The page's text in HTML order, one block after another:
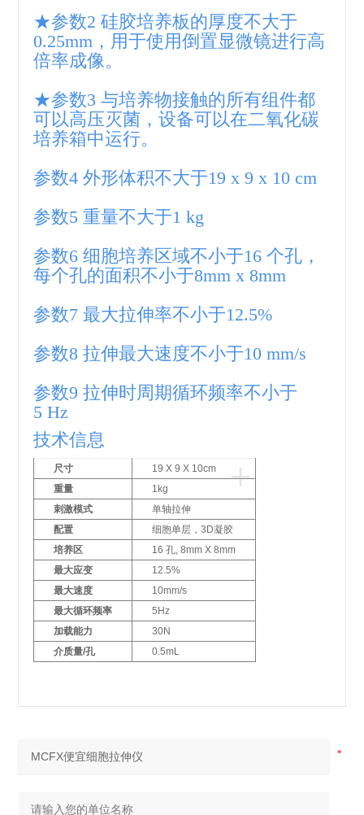
★参数2 硅胶培养板的厚度不大于
0.25mm，用于使用倒置显微镜进行高
倍率成像。
★参数3 与培养物接触的所有组件都
可以高压灭菌，设备可以在二氧化碳
培养箱中运行。
参数4 外形体积不大于19 x 9 x 10 cm
参数5 重量不大于1 kg
参数6 细胞培养区域不小于16 个孔，
每个孔的面积不小于8mm x 8mm
参数7 最大拉伸率不小于12.5%
参数8 拉伸最大速度不小于10 mm/s
参数9 拉伸时周期循环频率不小于
5 Hz
技术信息
+
尺寸
19 X 9 X 10cm
重量
1kg
刺激模式
单轴拉伸
配置
细胞单层，3D凝胶
培养区
16 孔, 8mm X 8mm
最大应变
12.5%
最大速度
10mm/s
最大循环频率
5Hz
加载能力
30N
介质量/孔
0.5mL